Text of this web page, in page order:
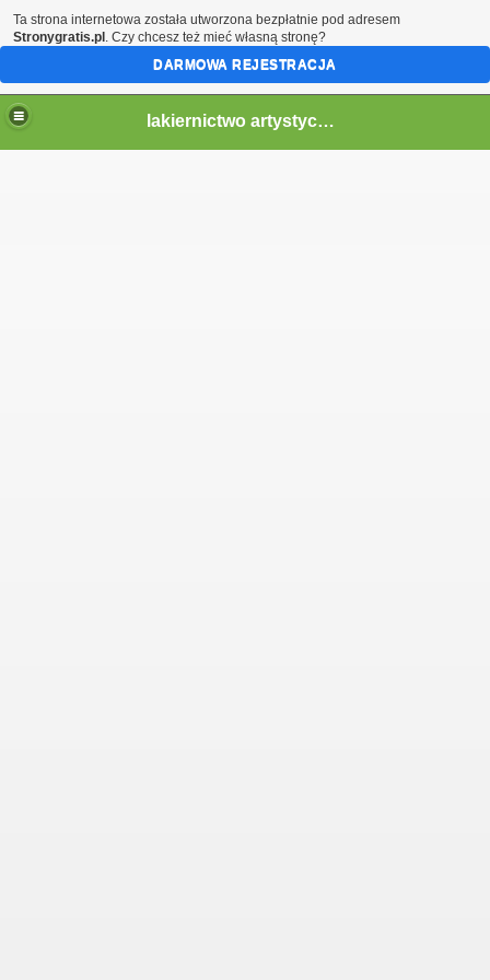
lakiernictwo artystyczne
Ta strona internetowa została utworzona bezpłatnie pod adresem
Stronygratis.pl . Czy chcesz też mieć własną stronę?
DARMOWA REJESTRACJA